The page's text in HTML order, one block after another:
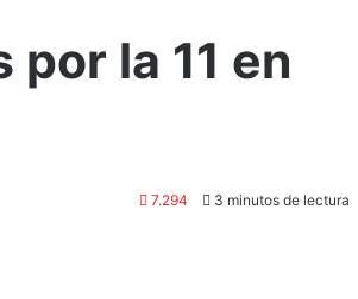
por la 11 en
7.294 3 minutos de lectura